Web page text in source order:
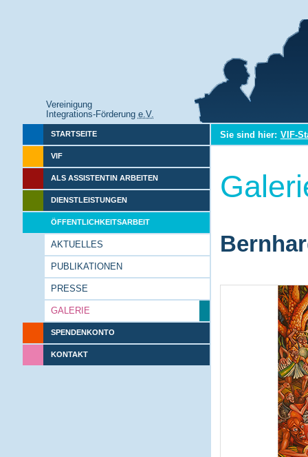
Vereinigung
Integrations-Förderung e.V.
STARTSEITE
VIF
ALS ASSISTENTIN ARBEITEN
DIENSTLEISTUNGEN
ÖFFENTLICHKEITSARBEIT
AKTUELLES
PUBLIKATIONEN
PRESSE
GALERIE
SPENDENKONTO
KONTAKT
Sie sind hier: VIF-